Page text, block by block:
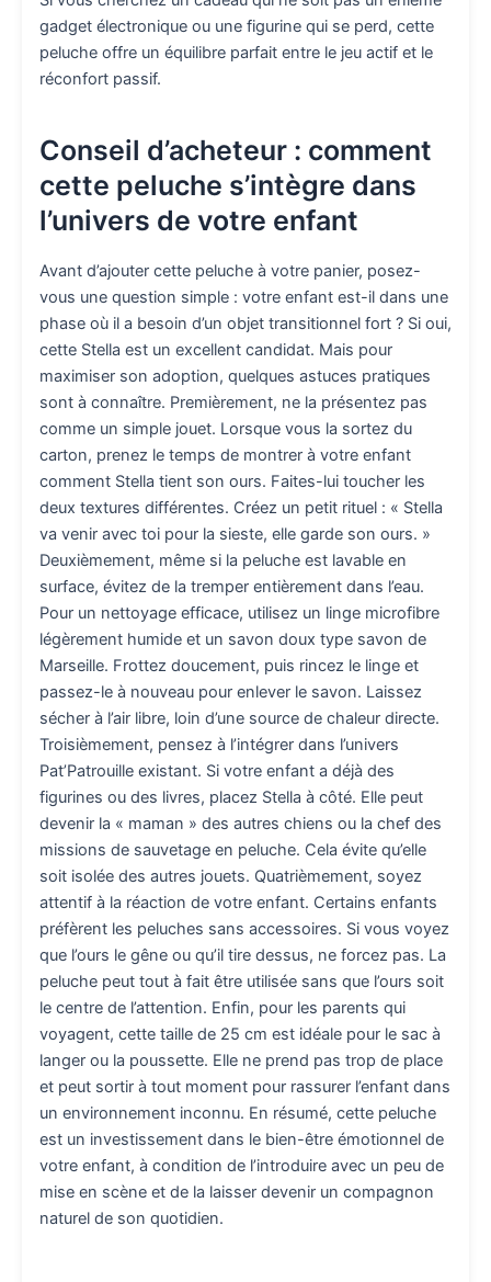
gadget électronique ou une figurine qui se perd, cette
peluche offre un équilibre parfait entre le jeu actif et le
réconfort passif.
Conseil d’acheteur : comment
cette peluche s’intègre dans
l’univers de votre enfant
Avant d’ajouter cette peluche à votre panier, posez-
vous une question simple : votre enfant est-il dans une
phase où il a besoin d’un objet transitionnel fort ? Si oui,
cette Stella est un excellent candidat. Mais pour
maximiser son adoption, quelques astuces pratiques
sont à connaître. Premièrement, ne la présentez pas
comme un simple jouet. Lorsque vous la sortez du
carton, prenez le temps de montrer à votre enfant
comment Stella tient son ours. Faites-lui toucher les
deux textures différentes. Créez un petit rituel : « Stella
va venir avec toi pour la sieste, elle garde son ours. »
Deuxièmement, même si la peluche est lavable en
surface, évitez de la tremper entièrement dans l’eau.
Pour un nettoyage efficace, utilisez un linge microfibre
légèrement humide et un savon doux type savon de
Marseille. Frottez doucement, puis rincez le linge et
passez-le à nouveau pour enlever le savon. Laissez
sécher à l’air libre, loin d’une source de chaleur directe.
Troisièmement, pensez à l’intégrer dans l’univers
Pat’Patrouille existant. Si votre enfant a déjà des
figurines ou des livres, placez Stella à côté. Elle peut
devenir la « maman » des autres chiens ou la chef des
missions de sauvetage en peluche. Cela évite qu’elle
soit isolée des autres jouets. Quatrièmement, soyez
attentif à la réaction de votre enfant. Certains enfants
préfèrent les peluches sans accessoires. Si vous voyez
que l’ours le gêne ou qu’il tire dessus, ne forcez pas. La
peluche peut tout à fait être utilisée sans que l’ours soit
le centre de l’attention. Enfin, pour les parents qui
voyagent, cette taille de 25 cm est idéale pour le sac à
langer ou la poussette. Elle ne prend pas trop de place
et peut sortir à tout moment pour rassurer l’enfant dans
un environnement inconnu. En résumé, cette peluche
est un investissement dans le bien-être émotionnel de
votre enfant, à condition de l’introduire avec un peu de
mise en scène et de la laisser devenir un compagnon
naturel de son quotidien.